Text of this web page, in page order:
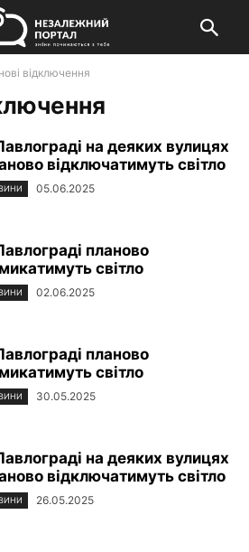
відключення
на деяких вулицях
відключатимуть світло
05.06.2025
планово
світло
02.06.2025
планово
світло
30.05.2025
на деяких вулицях
відключатимуть світло
26.05.2025